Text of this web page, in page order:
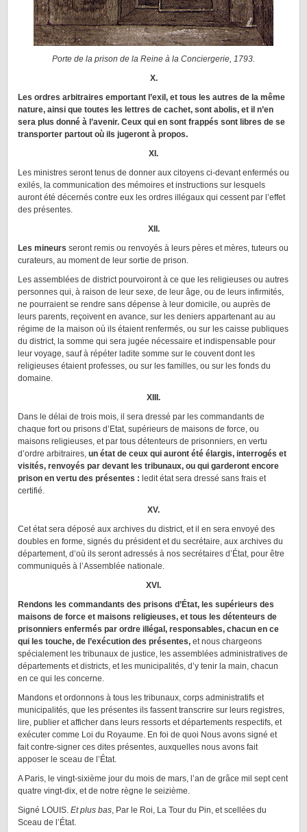
Porte de la prison de la Reine à la Conciergerie, 1793.
X.
Les ordres arbitraires emportant l’exil, et tous les autres de la même
nature, ainsi que toutes les lettres de cachet, sont abolis, et il n’en
sera plus donné à l’avenir. Ceux qui en sont frappés sont libres de se
transporter partout où ils jugeront à propos.
XI.
Les ministres seront tenus de donner aux citoyens ci-devant enfermés ou
exilés, la communication des mémoires et instructions sur lesquels
auront été décernés contre eux les ordres illégaux qui cessent par l’effet
des présentes.
XII.
Les mineurs seront remis ou renvoyés à leurs pères et mères, tuteurs ou
curateurs, au moment de leur sortie de prison.
Les assemblées de district pourvoiront à ce que les religieuses ou autres
personnes qui, à raison de leur sexe, de leur âge, ou de leurs infirmités,
ne pourraient se rendre sans dépense à leur domicile, ou auprès de
leurs parents, reçoivent en avance, sur les deniers appartenant au au
régime de la maison où ils étaient renfermés, ou sur les caisse publiques
du district, la somme qui sera jugée nécessaire et indispensable pour
leur voyage, sauf à répéter ladite somme sur le couvent dont les
religieuses étaient professes, ou sur les familles, ou sur les fonds du
domaine.
XIII.
Dans le délai de trois mois, il sera dressé par les commandants de
chaque fort ou prisons d’Etat, supérieurs de maisons de force, ou
maisons religieuses, et par tous détenteurs de prisonniers, en vertu
d’ordre arbitraires, un état de ceux qui auront été élargis, interrogés et
visités, renvoyés par devant les tribunaux, ou qui garderont encore
prison en vertu des présentes : ledit état sera dressé sans frais et
certifié.
XV.
Cet état sera déposé aux archives du district, et il en sera envoyé des
doubles en forme, signés du président et du secrétaire, aux archives du
département, d’où ils seront adressés à nos secrétaires d’État, pour être
communiqués à l’Assemblée nationale.
XVI.
Rendons les commandants des prisons d’État, les supérieurs des
maisons de force et maisons religieuses, et tous les détenteurs de
prisonniers enfermés par ordre illégal, responsables, chacun en ce
qui les touche, de l’exécution des présentes, et nous chargeons
spécialement les tribunaux de justice, les assemblées administratives de
départements et districts, et les municipalités, d’y tenir la main, chacun
en ce qui les concerne.
Mandons et ordonnons à tous les tribunaux, corps administratifs et
municipalités, que les présentes ils fassent transcrire sur leurs registres,
lire, publier et afficher dans leurs ressorts et départements respectifs, et
exécuter comme Loi du Royaume. En foi de quoi Nous avons signé et
fait contre-signer ces dites présentes, auxquelles nous avons fait
apposer le sceau de l’État.
A Paris, le vingt-sixième jour du mois de mars, l’an de grâce mil sept cent
quatre vingt-dix, et de notre règne le seizième.
Signé LOUIS. Et plus bas, Par le Roi, La Tour du Pin, et scellées du
Sceau de l’État.